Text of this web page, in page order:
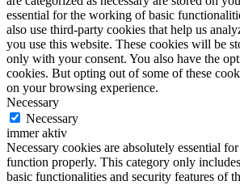
essential for the working of basic
also use third-party cookies that help us
you use this website. These cookies will be
only with your consent. You also have the
cookies. But opting out of some of these
on your browsing experience.
Necessary
Necessary
immer aktiv
Necessary cookies are absolutely essential
function properly. This category only
basic functionalities and security features of